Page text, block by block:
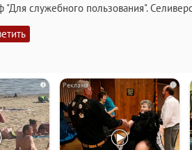
"Для служебного пользования".
i i